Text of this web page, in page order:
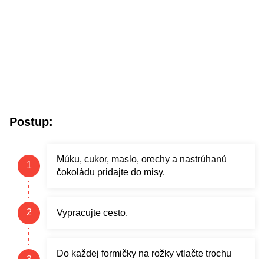
Postup:
Múku, cukor, maslo, orechy a nastrúhanú
čokoládu pridajte do misy.
Vypracujte cesto.
Do každej formičky na rožky vtlačte trochu